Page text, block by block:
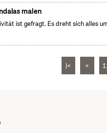
malen
ist gefragt. Es dreht sich alles
|< <